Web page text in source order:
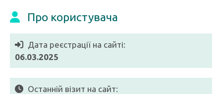
Про користувача
Дата реєстрації на сайті:
06.03.2025
Останній візит на сайт: